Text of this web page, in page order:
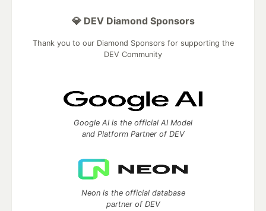
💎 DEV Diamond Sponsors
Thank you to our Diamond Sponsors for supporting the
DEV Community
Google AI is the official AI Model
and Platform Partner of DEV
Neon is the official database
partner of DEV